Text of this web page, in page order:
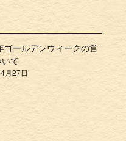
ゴールデンウィークの営
て
月27日